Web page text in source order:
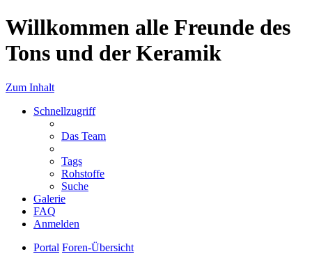
Willkommen alle Freunde des
Tons und der Keramik
Zum Inhalt
Schnellzugriff
Das Team
Tags
Rohstoffe
Suche
Galerie
FAQ
Anmelden
Portal Foren-Übersicht